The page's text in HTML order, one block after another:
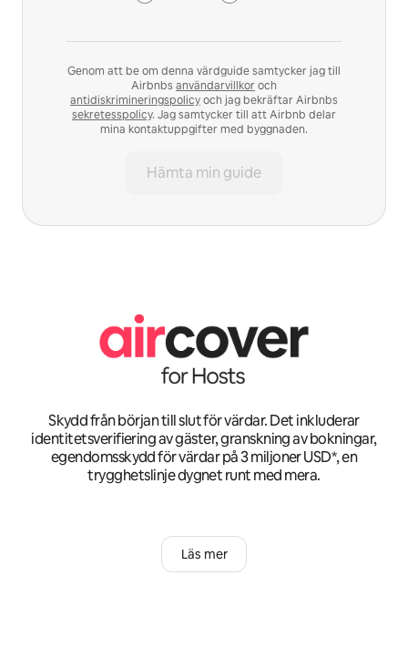
Genom att be om denna värdguide samtycker jag till
Airbnbs användarvillkor och
antidiskrimineringspolicyoch jag bekräftar Airbnbs
sekretesspolicy. Jag samtycker till att Airbnb delar
mina kontaktuppgifter med byggnaden.
Hämta min guide
Skydd från början till slut för värdar. Det inkluderar
identitetsverifiering av gäster, granskning av bokningar,
egendomsskydd för värdar på 3 miljoner USD*, en
trygghetslinje dygnet runt med mera.
Läs mer